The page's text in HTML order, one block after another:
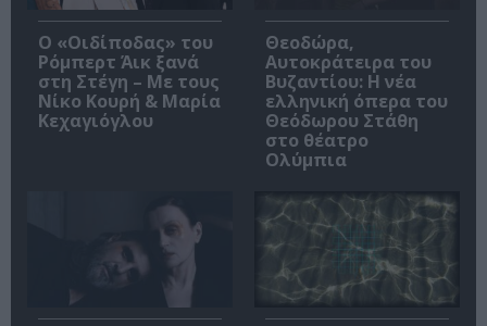
O «Οιδίποδας» του
Ρόμπερτ Άικ ξανά
στη Στέγη – Με τους
Νίκο Κουρή & Μαρία
Κεχαγιόγλου
Θεοδώρα,
Αυτοκράτειρα του
Βυζαντίου: Η νέα
ελληνική όπερα του
Θεόδωρου Στάθη
στο θέατρο
Ολύμπια